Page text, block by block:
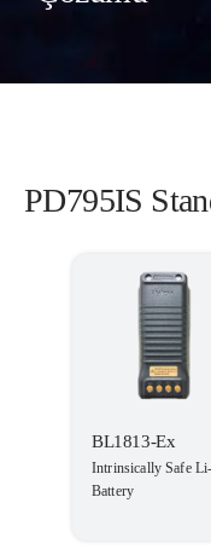
PD795IS
BL1813-Ex
Intrinsically Safe
Battery